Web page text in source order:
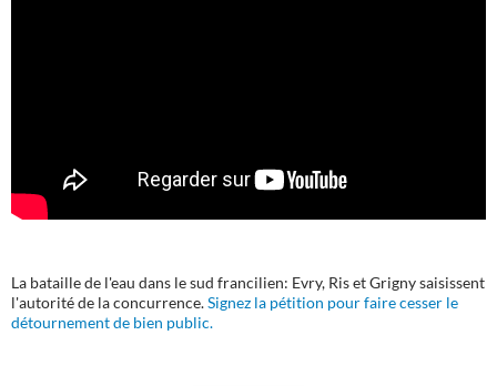
La bataille de l'eau dans le sud francilien: Evry, Ris et Grigny saisissent
l'autorité de la concurrence.Signez la pétition pour faire cesser le
détournement de bien public.